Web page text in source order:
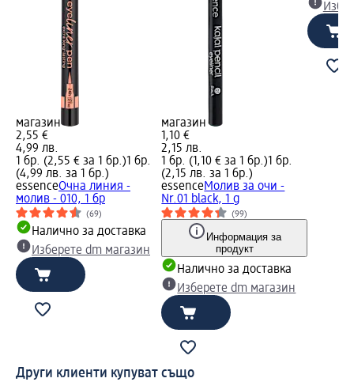
магазин
2,55 €
4,99 лв.
1 бр. (2,55 € за 1 бр.)1 бр.
(4,99 лв. за 1 бр.)
essenceОчна линия -
молив - 010, 1 бр
(69)
Налично за доставка
Изберете dm магазин
магазин
1,10 €
2,15 лв.
1 бр. (1,10 € за 1 бр.)1 бр.
(2,15 лв. за 1 бр.)
essenceМолив за очи -
Nr.01 black, 1 g
(99)
Информация за
продукт
Налично за доставка
Изберете dm магазин
Други клиенти купуват също